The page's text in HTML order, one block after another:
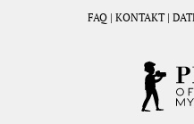
FAQ| KONTAKT|